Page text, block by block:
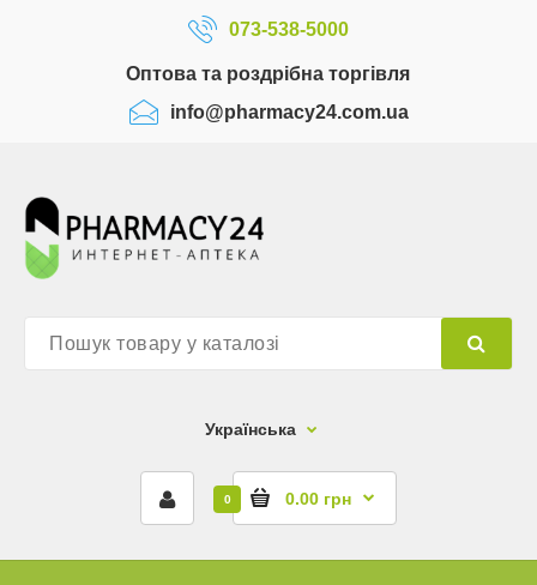
073-538-5000
Оптова та роздрібна торгівля
info@pharmacy24.com.ua
Українська
0 0.00 грн